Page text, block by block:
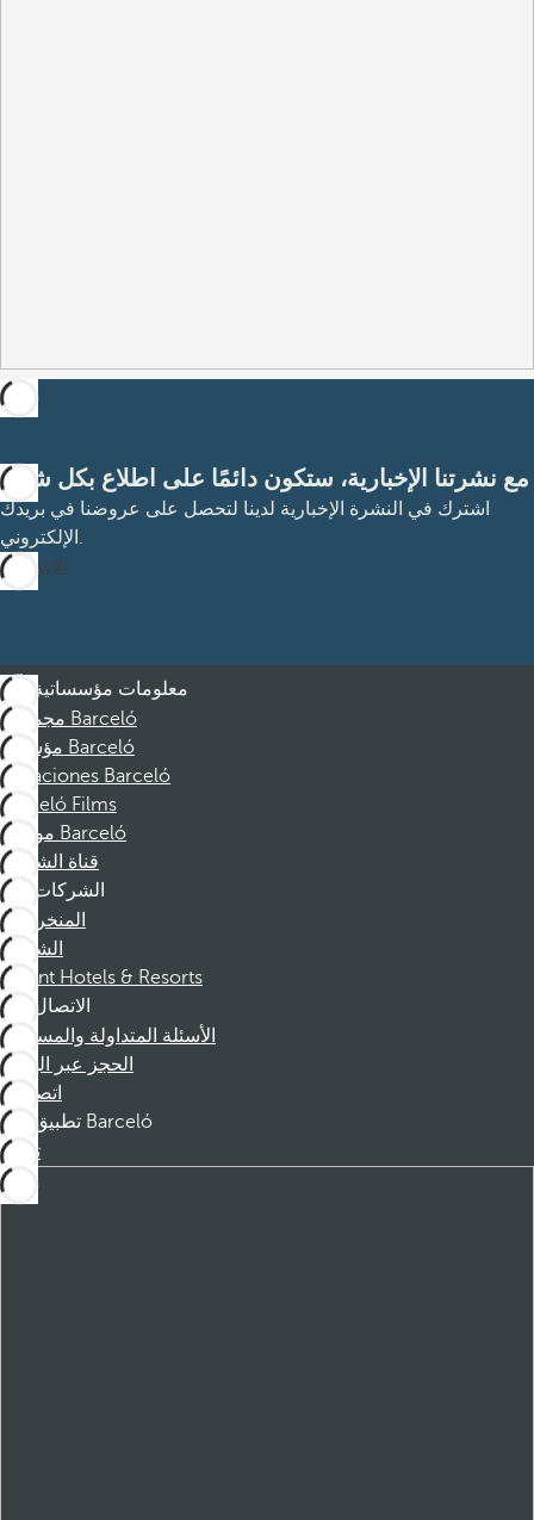
مع نشرتنا الإخبارية، ستكون دائمًا على اطلاع بكل شيء
اشترك في النشرة الإخبارية لدينا لتحصل على عروضنا في بريدك
الإلكتروني.
الاشتراك
معلومات مؤسساتية
مجموعة Barceló
مؤسسة Barceló
Vacaciones Barceló
Barceló Films
موظفو Barceló
قناة الشكوى
الشركات
المنخرطين
الشركاء
Dorint Hotels & Resorts
الاتصال
الأسئلة المتداولة والمساعدة
الحجز عبر الهاتف
اتصل بنا
تطبيق Barceló
تنزيل